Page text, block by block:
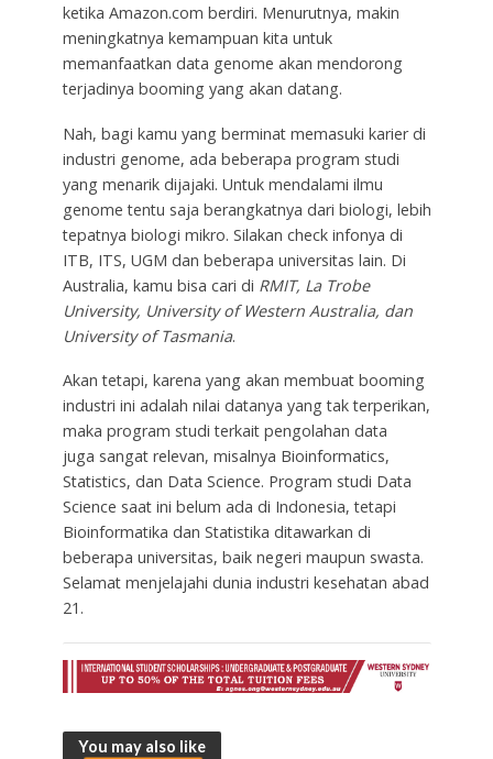
ketika Amazon.com berdiri. Menurutnya, makin
meningkatnya kemampuan kita untuk
memanfaatkan data genome akan mendorong
terjadinya booming yang akan datang.
Nah, bagi kamu yang berminat memasuki karier di
industri genome, ada beberapa program studi
yang menarik dijajaki. Untuk mendalami ilmu
genome tentu saja berangkatnya dari biologi, lebih
tepatnya biologi mikro. Silakan check infonya di
ITB, ITS, UGM dan beberapa universitas lain. Di
Australia, kamu bisa cari di RMIT, La Trobe
University, University of Western Australia, dan
University of Tasmania.
Akan tetapi, karena yang akan membuat booming
industri ini adalah nilai datanya yang tak terperikan,
maka program studi terkait pengolahan data
juga sangat relevan, misalnya Bioinformatics,
Statistics, dan Data Science. Program studi Data
Science saat ini belum ada di Indonesia, tetapi
Bioinformatika dan Statistika ditawarkan di
beberapa universitas, baik negeri maupun swasta.
Selamat menjelajahi dunia industri kesehatan abad
21.
You may also like